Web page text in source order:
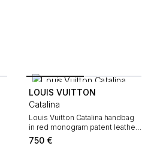
LOUIS VUITTON
Catalina
Louis Vuitton Catalina handbag
in red monogram patent leather
and natural leather
750 €